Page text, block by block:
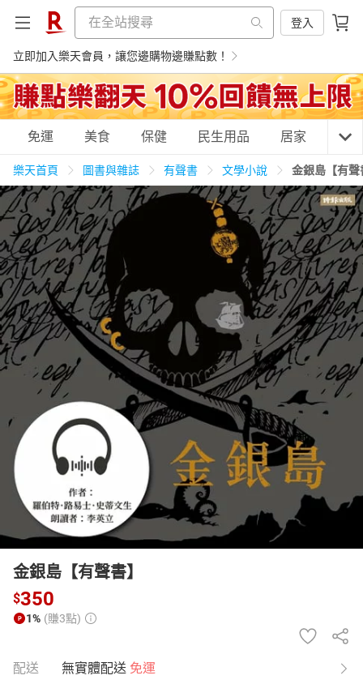
登入
立即加入樂天會員，讓您邊購物邊賺點數！
購物網分類
天天免運 美食蛋糕 養生保健 民生用品
居家生活 3C家電 運動休閒 親子玩具
男裝 化妝保養 情趣用品
日本購物 電子/紙本書
HOT
免運 美食 保健 民生用品 居家 3C
樂天首頁 圖書與雜誌 有聲書 文學小說 金銀島【有聲
金銀島【有聲書】
$350
1% (賺3點)
配送 無實體配送 免運